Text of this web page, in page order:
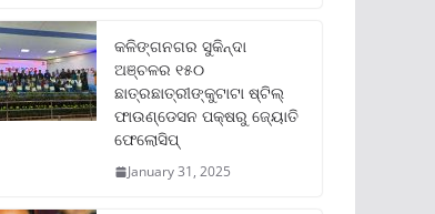
କଳିଙ୍ଗନଗର ସୁକିନ୍ଦା
ଅଞ୍ଚଳର ୧୫୦
ଛାତ୍ରଛାତ୍ରୀଙ୍କୁଟାଟା ଷ୍ଟିଲ୍
ଫାଉଣ୍ଡେସନ ପକ୍ଷରୁ ଜ୍ୟୋତି
ଫେଲୋସିପ୍‌
January 31, 2025